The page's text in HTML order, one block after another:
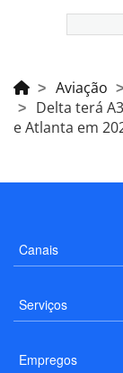
Aviação
Delta terá
e Atlanta em
Canais
Serviços
Empregos